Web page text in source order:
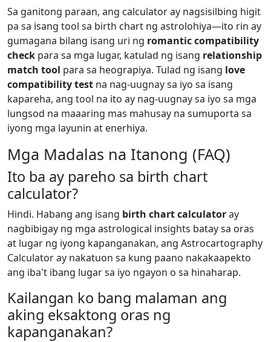
Sa ganitong paraan, ang calculator ay nagsisilbing higit
pa sa isang tool sa birth chart ng astrolohiya—ito rin ay
gumagana bilang isang uri ng romantic compatibility
check para sa mga lugar, katulad ng isang relationship
match tool para sa heograpiya. Tulad ng isang love
compatibility test na nag-uugnay sa iyo sa isang
kapareha, ang tool na ito ay nag-uugnay sa iyo sa mga
lungsod na maaaring mas mahusay na sumuporta sa
iyong mga layunin at enerhiya.
Mga Madalas na Itanong (FAQ)
Ito ba ay pareho sa birth chart
calculator?
Hindi. Habang ang isang birth chart calculatoray
nagbibigay ng mga astrological insights batay sa oras
at lugar ng iyong kapanganakan, ang Astrocartography
Calculator ay nakatuon sa kung paano nakakaapekto
ang iba't ibang lugar sa iyo ngayon o sa hinaharap.
Kailangan ko bang malaman ang
aking eksaktong oras ng
kapanganakan?